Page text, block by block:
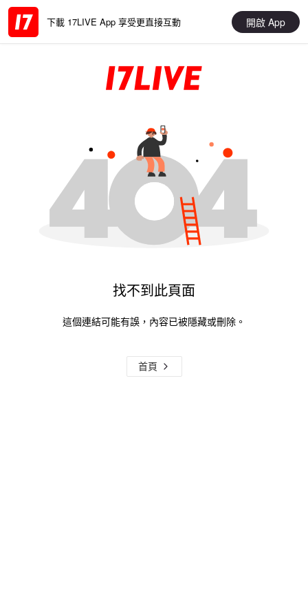
下載 17LIVE App 享受更直接互動 開啟 App
找不到此頁面
這個連結可能有誤，內容已被隱藏或刪除。
首頁